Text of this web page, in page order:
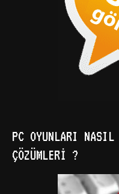
PC OYUNLARI
ÇÖZÜMLERI ?